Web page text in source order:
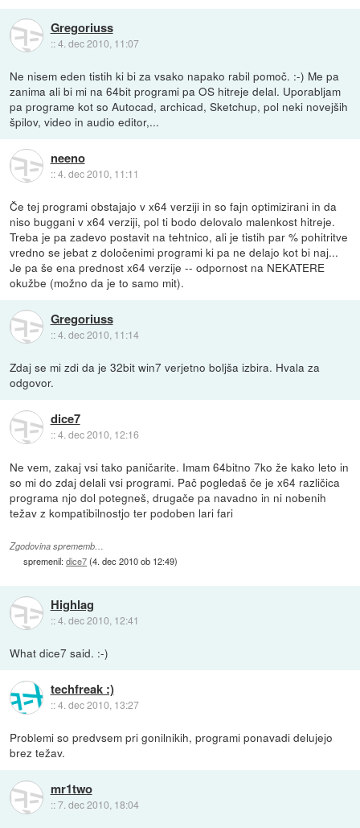
Gregoriuss
::4. dec 2010, 11:07
Ne nisem eden tistih ki bi za vsako napako rabil pomoč. :-) Me pa
zanima ali bi mi na 64bit programi pa OS hitreje delal. Uporabljam
pa programe kot so Autocad, archicad, Sketchup, pol neki novejših
špilov, video in audio editor,...
neeno
::4. dec 2010, 11:11
Če tej programi obstajajo v x64 verziji in so fajn optimizirani in da
niso buggani v x64 verziji, pol ti bodo delovalo malenkost hitreje.
Treba je pa zadevo postavit na tehtnico, ali je tistih par % pohitritve
vredno se jebat z določenimi programi ki pa ne delajo kot bi naj...
Je pa še ena prednost x64 verzije -- odpornost na NEKATERE
okužbe (možno da je to samo mit).
Gregoriuss
::4. dec 2010, 11:14
Zdaj se mi zdi da je 32bit win7 verjetno boljša izbira. Hvala za
odgovor.
dice7
::4. dec 2010, 12:16
Ne vem, zakaj vsi tako paničarite. Imam 64bitno 7ko že kako leto in
so mi do zdaj delali vsi programi. Pač pogledaš če je x64 različica
programa njo dol potegneš, drugače pa navadno in ni nobenih
težav z kompatibilnostjo ter podoben lari fari
Zgodovina sprememb…
spremenil:dice7(4. dec 2010 ob 12:49)
Highlag
::4. dec 2010, 12:41
What dice7 said. :-)
techfreak :)
::4. dec 2010, 13:27
Problemi so predvsem pri gonilnikih, programi ponavadi delujejo
brez težav.
mr1two
::7. dec 2010, 18:04